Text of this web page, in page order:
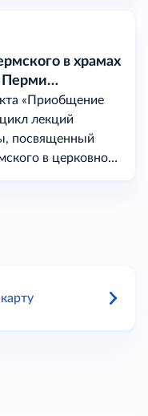
в храмах
Перми
«Приобщение
лекций
посвященный
в церковном